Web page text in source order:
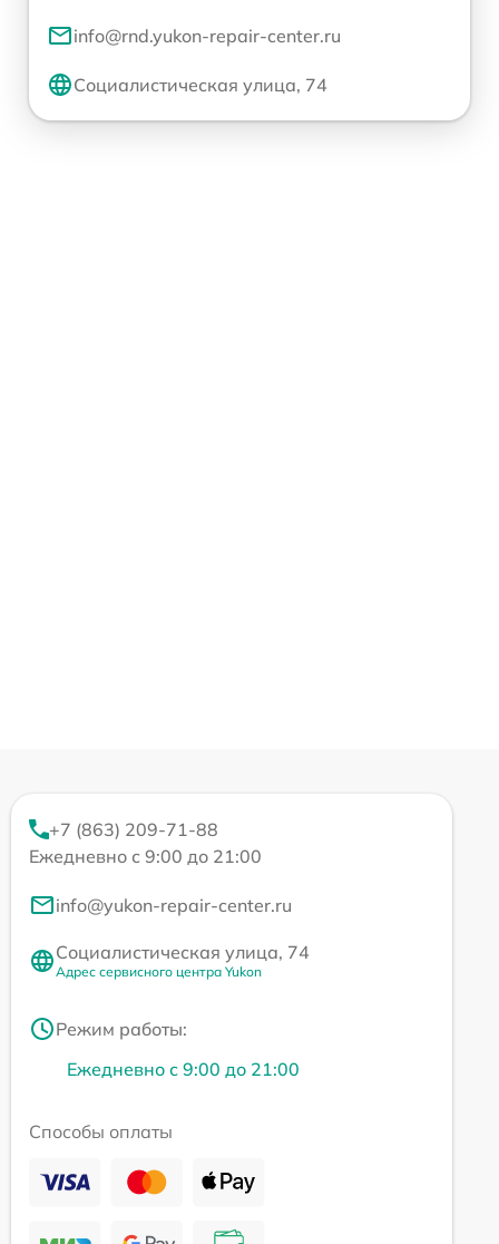
info@rnd.yukon-repair-center.ru
Социалистическая улица, 74
+7 (863) 209-71-88
Ежедневно с 9:00 до 21:00
info@yukon-repair-center.ru
Социалистическая улица, 74
Адрес сервисного центра Yukon
Режим работы:
Ежедневно с 9:00 до 21:00
Способы оплаты